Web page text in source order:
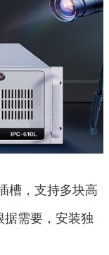
槽，支持多块高
需要，安装独